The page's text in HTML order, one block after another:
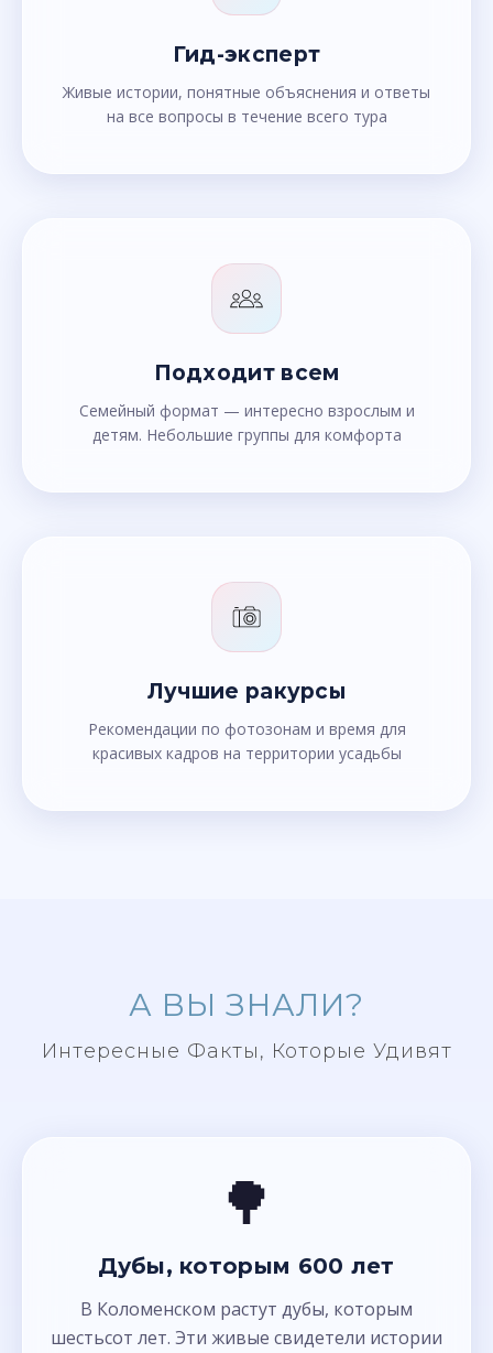
Гид-эксперт
Живые истории, понятные объяснения и ответы
на все вопросы в течение всего тура
Подходит всем
Семейный формат — интересно взрослым и
детям. Небольшие группы для комфорта
Лучшие ракурсы
Рекомендации по фотозонам и время для
красивых кадров на территории усадьбы
А ВЫ ЗНАЛИ?
Интересные Факты, Которые Удивят
🌳
Дубы, которым 600 лет
В Коломенском растут дубы, которым
шестьсот лет. Эти живые свидетели истории